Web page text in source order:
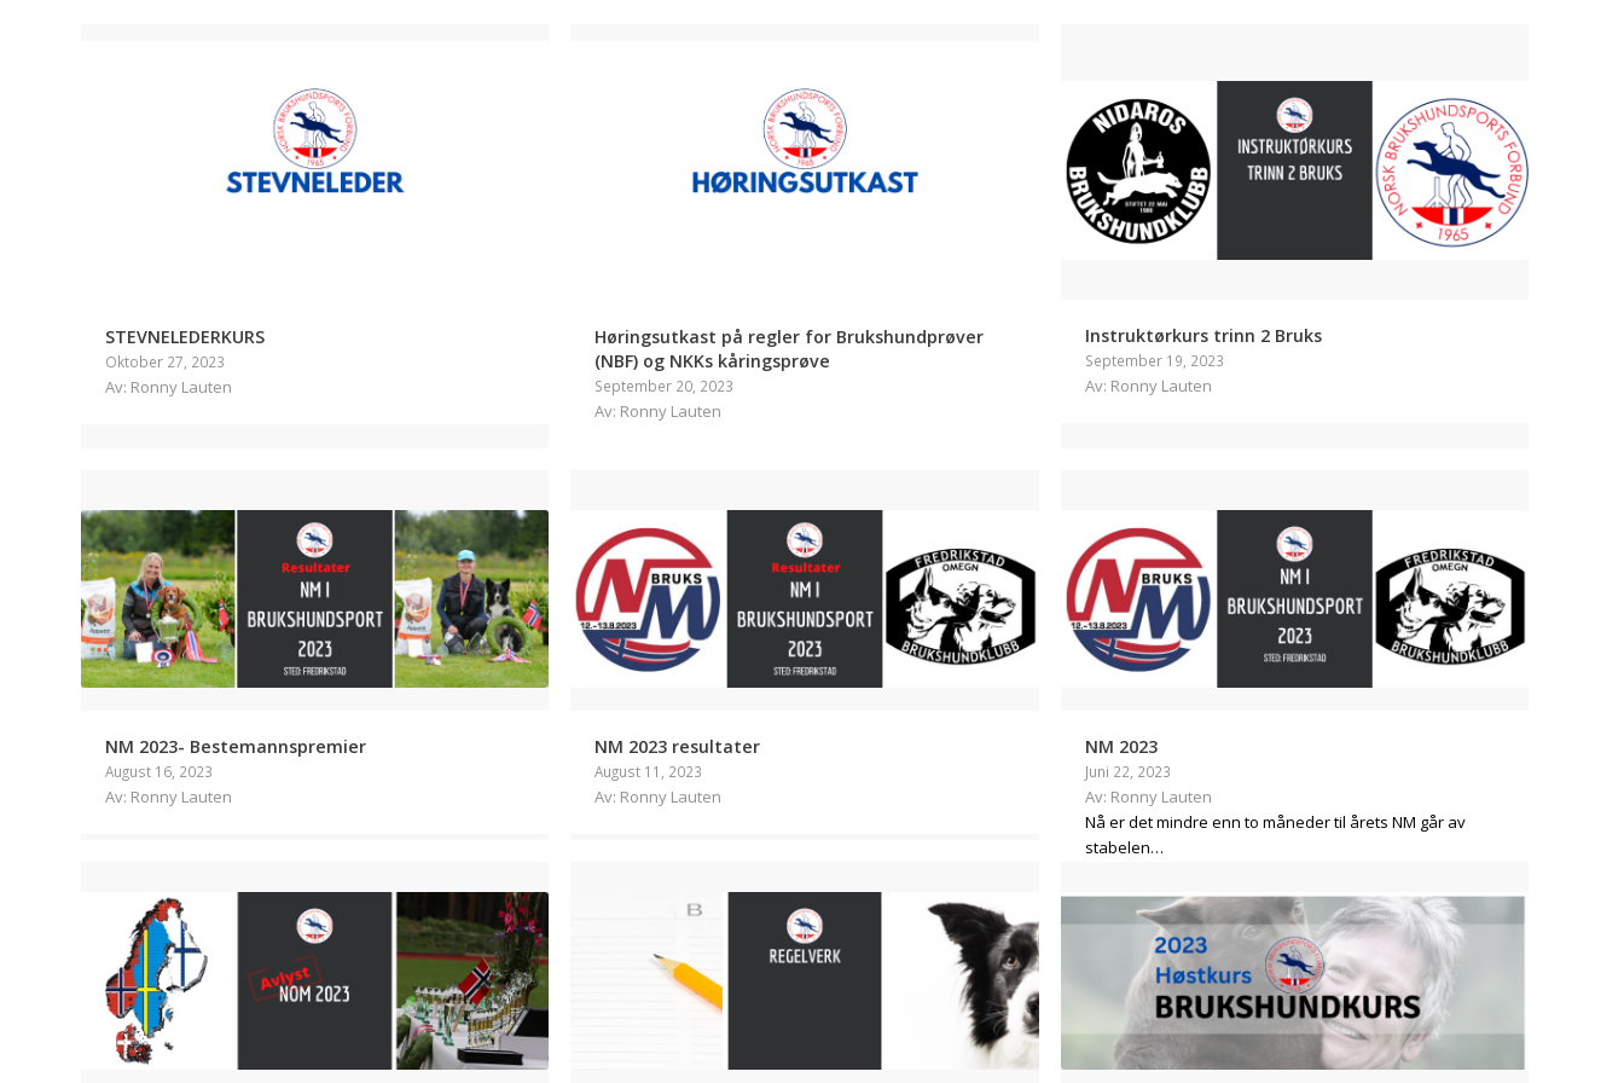
STEVNELEDERKURS
Oktober 27, 2023
Av: Ronny Lauten
Høringsutkast på regler for Brukshundprøver
(NBF) og NKKs kåringsprøve
September 20, 2023
Av: Ronny Lauten
Instruktørkurs trinn 2 Bruks
September 19, 2023
Av: Ronny Lauten
NM 2023- Bestemannspremier
August 16, 2023
Av: Ronny Lauten
NM 2023 resultater
August 11, 2023
Av: Ronny Lauten
NM 2023
Juni 22, 2023
Av: Ronny Lauten
Nå er det mindre enn to måneder til årets NM går av
stabelen…